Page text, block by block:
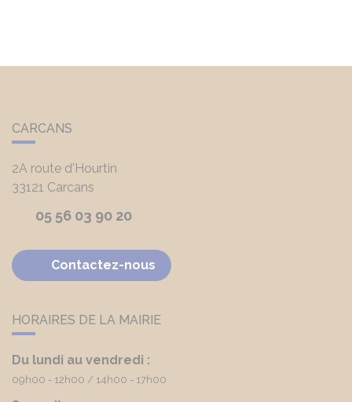
CARCANS
2A route d'Hourtin
33121 Carcans
05 56 03 90 20
Contactez-nous
HORAIRES DE LA MAIRIE
Du lundi au vendredi :
09h00 - 12h00 14h00 - 17h00